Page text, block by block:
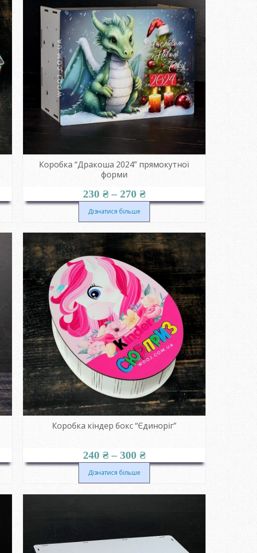
Коробка “Дракоша 2024” прямокутної
форми
230 ₴ – 270 ₴Діапазон
цін:
від
до
270 ₴
Дізнатися більше
Коробка кіндер бокс “Єдиноріг”
240 ₴ – 300 ₴Діапазон
цін:
від
до
300 ₴
Дізнатися більше